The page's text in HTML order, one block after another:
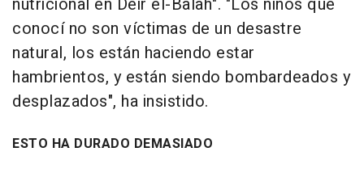
nutricional en Deir el-Balah". "Los niños que
conocí no son víctimas de un desastre
natural, los están haciendo estar
hambrientos, y están siendo bombardeados y
desplazados", ha insistido.
ESTO HA DURADO DEMASIADO